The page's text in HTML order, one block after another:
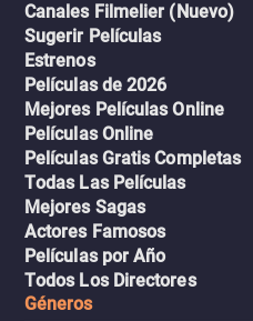
Canales Filmelier (Nuevo)
Sugerir Películas
Estrenos
Películas de 2026
Mejores Películas Online
Películas Online
Películas Gratis Completas
Todas Las Películas
Mejores Sagas
Actores Famosos
Películas por Año
Todos Los Directores
Géneros